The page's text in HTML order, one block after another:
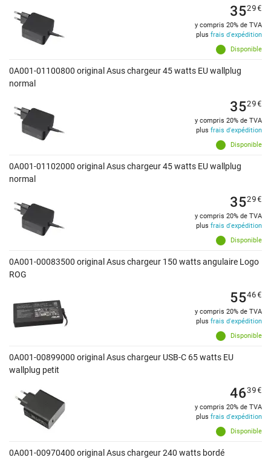
Disponible
3529€
y compris 20% de TVA
plus frais d'expédition
0A001-01100800 original Asus chargeur 45 watts EU wallplug
normal
Disponible
3529€
y compris 20% de TVA
plus frais d'expédition
0A001-01102000 original Asus chargeur 45 watts EU wallplug
normal
Disponible
3529€
y compris 20% de TVA
plus frais d'expédition
0A001-00083500 original Asus chargeur 150 watts angulaire Logo
ROG
Disponible
5546€
y compris 20% de TVA
plus frais d'expédition
0A001-00899000 original Asus chargeur USB-C 65 watts EU
wallplug petit
Disponible
4639€
y compris 20% de TVA
plus frais d'expédition
0A001-00970400 original Asus chargeur 240 watts bordé